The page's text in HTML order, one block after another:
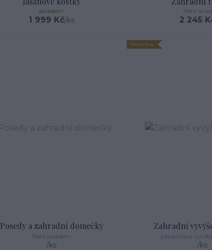
1 999 Kč/ks
skladem
2 245
Není
Posedy a zahradní domečky
/ks
Není skladem
Novinka
Zahradní
/ks
zakázková